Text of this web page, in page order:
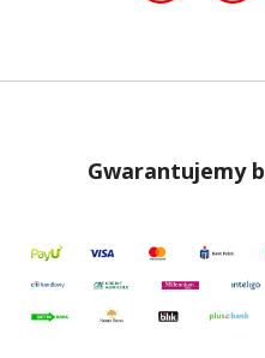
Gwarantujemy